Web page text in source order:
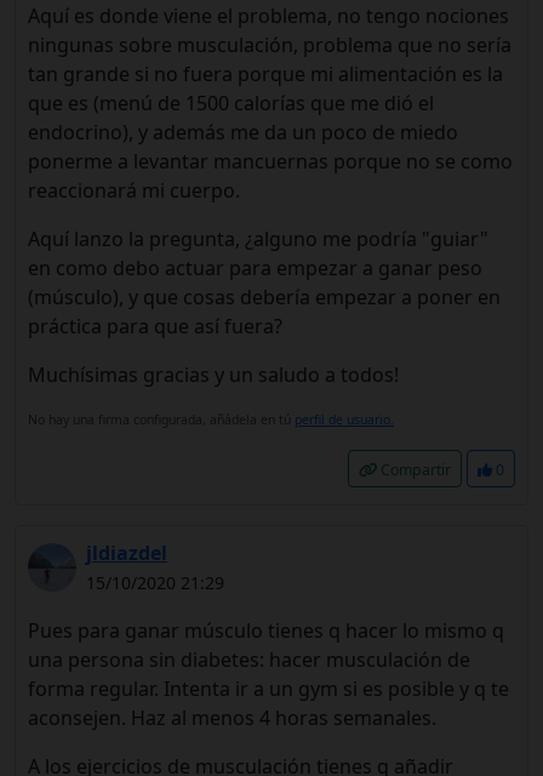
Aquí es donde viene el problema, no tengo nociones
ningunas sobre musculación, problema que no sería
tan grande si no fuera porque mi alimentación es la
que es (menú de 1500 calorías que me dió el
endocrino), y además me da un poco de miedo
ponerme a levantar mancuernas porque no se como
reaccionará mi cuerpo.
Aquí lanzo la pregunta, ¿alguno me podría "guiar"
en como debo actuar para empezar a ganar peso
(músculo), y que cosas debería empezar a poner en
práctica para que así fuera?
Muchísimas gracias y un saludo a todos!
No hay una firma configurada, añádela en tú perfil de usuario.
Compartir 0
jldiazdel
15/10/2020 21:29
Pues para ganar músculo tienes q hacer lo mismo q
una persona sin diabetes: hacer musculación de
forma regular. Intenta ir a un gym si es posible y q te
aconsejen. Haz al menos 4 horas semanales.
A los ejercicios de musculación tienes q añadir